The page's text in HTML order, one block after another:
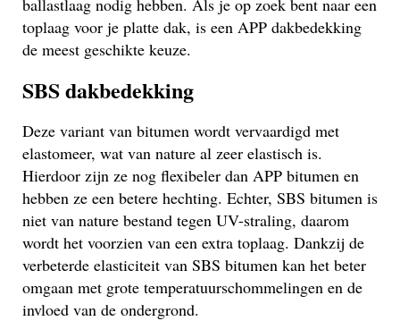
ballastlaag nodig hebben. Als je op zoek bent naar een
toplaag voor je platte dak, is een APP dakbedekking
de meest geschikte keuze.
SBS dakbedekking
Deze variant van bitumen wordt vervaardigd met
elastomeer, wat van nature al zeer elastisch is.
Hierdoor zijn ze nog flexibeler dan APP bitumen en
hebben ze een betere hechting. Echter, SBS bitumen is
niet van nature bestand tegen UV-straling, daarom
wordt het voorzien van een extra toplaag. Dankzij de
verbeterde elasticiteit van SBS bitumen kan het beter
omgaan met grote temperatuurschommelingen en de
invloed van de ondergrond.